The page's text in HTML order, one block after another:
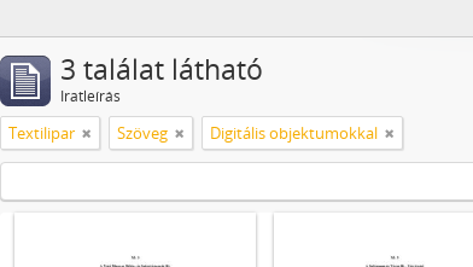
3 találat látható
Iratleírás
Textilipar Szöveg Digitális objektumokkal